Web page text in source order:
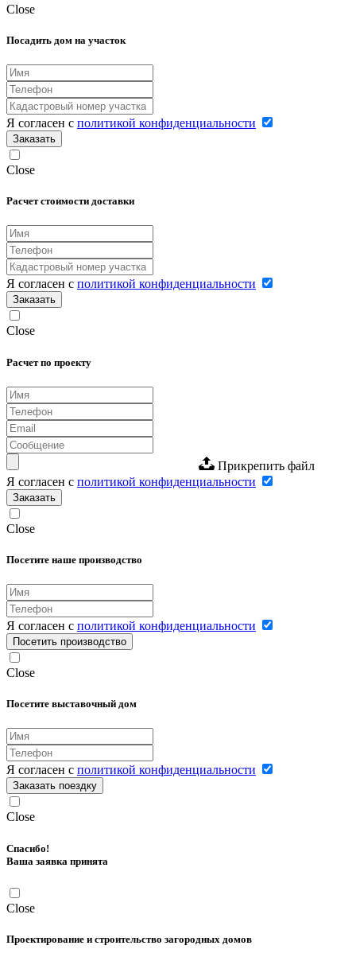
Close
Посадить дом на участок
Я согласен с политикой конфиденциальности
Заказать
Close
Расчет стоимости доставки
Я согласен с политикой конфиденциальности
Заказать
Close
Расчет по проекту
Прикрепить файл
Я согласен с политикой конфиденциальности
Заказать
Close
Посетите наше производство
Я согласен с политикой конфиденциальности
Посетить производство
Close
Посетите выставочный дом
Я согласен с политикой конфиденциальности
Заказать поездку
Close
Спасибо!
Ваша заявка принята
Close
Проектирование и строительство загородных домов